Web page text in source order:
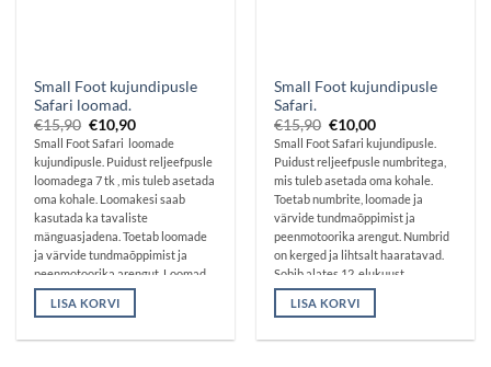
Small Foot kujundipusle
Safari loomad.
€15,90 Algne
hind
oli:
€15,90.
€10,90Praegune
hind
on:
€10,90.
Small Foot Safari loomade
kujundipusle. Puidust reljeefpusle
loomadega 7 tk , mis tuleb asetada
oma kohale. Loomakesi saab
kasutada ka tavaliste
mänguasjadena. Toetab loomade
ja värvide tundmaõppimist ja
peenmotoorika arengut. Loomad
on kerged ja lihtsalt haaratavad.
Sobib alates 12. elukuust.
LISA KORVI
Small Foot kujundipusle
Safari.
€15,90 Algne
hind
oli:
€15,90.
€10,00Praegune
hind
on:
€10,00.
Small Foot Safari kujundipusle.
Puidust reljeefpusle numbritega,
mis tuleb asetada oma kohale.
Toetab numbrite, loomade ja
värvide tundmaõppimist ja
peenmotoorika arengut. Numbrid
on kerged ja lihtsalt haaratavad.
Sobib alates 12. elukuust.
30x22x1cm.
LISA KORVI